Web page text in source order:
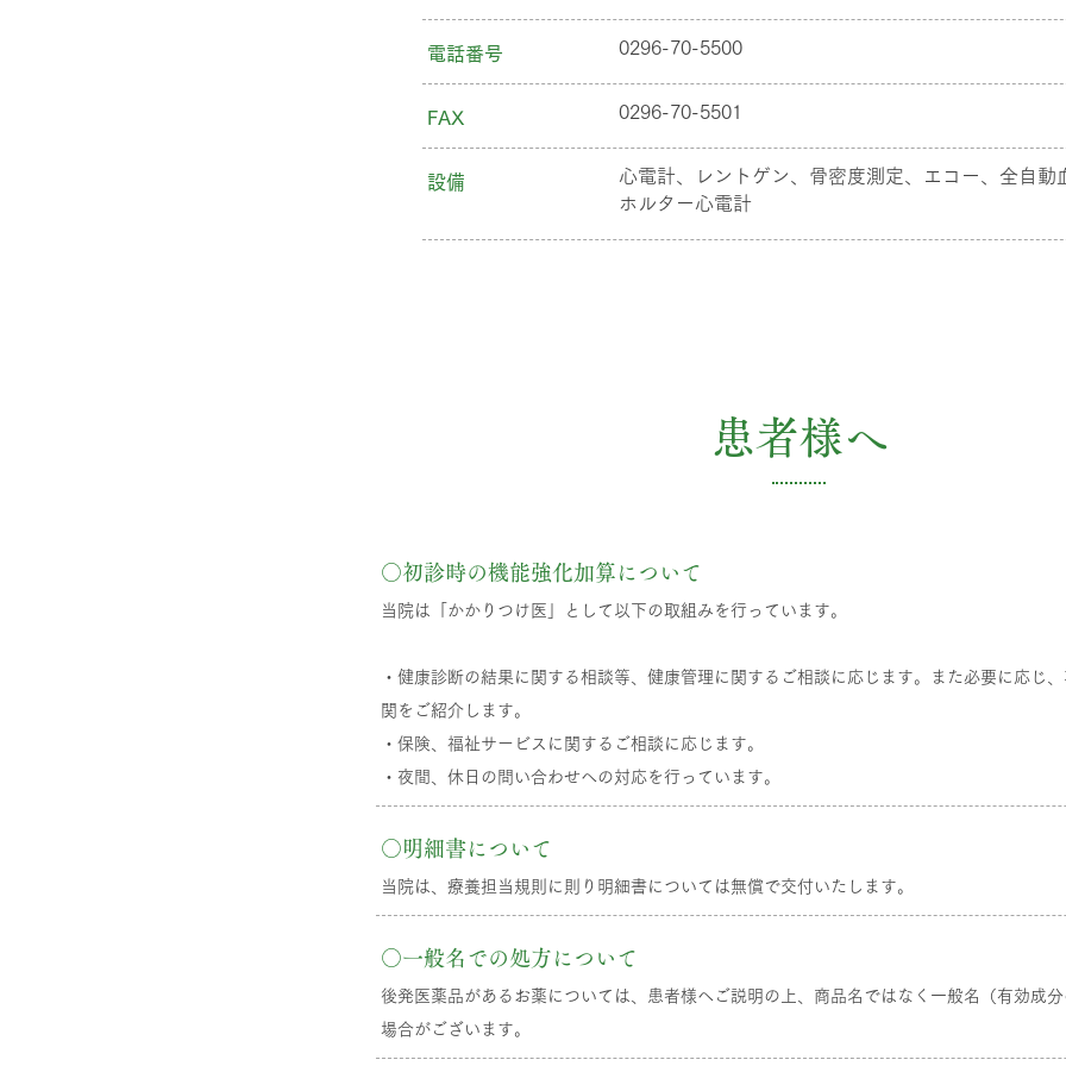
電話番号 0296-70-5500
FAX 0296-70-5501
設備
心電計、レントゲン、骨密度測定、エコー、全自動
ホルター心電計
患者様へ
○初診時の機能強化加算について
当院は「かかりつけ医」として以下の取組みを行っています。
・健康診断の結果に関する相談等、健康管理に関するご相談に応じます。また必要に応じ
関をご紹介します。
・保険、福祉サービスに関するご相談に応じます。
​・夜間、休日の問い合わせへの対応を行っています。
○明細書について
当院は、療養担当規則に則り明細書については無償で交付いたします。
○一般名での処方について
後発医薬品があるお薬については、患者様へご説明の上、商品名ではなく一般名（有効成
場合がございます。